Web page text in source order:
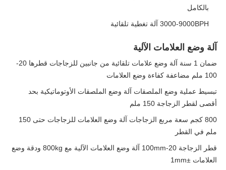
بالكامل
3000-9000BPH آلة تغطية تلقائية
آلة وضع العلامات الآلية
ضمان 1 سنة آلة وضع علامات تلقائية من جانبين للزجاجات قطرها 20-
100 ملم مضاعفة كفاءة وضع العلامات
تبسيط عملية وضع الملصقات آلة وضع الملصقات الأوتوماتيكية بحد
أقصى لقطر الزجاجة 150 ملم
800 كجم سعة مربع الزجاجات آلة وضع العلامات للزجاجات حتى 150
ملم في القطر
قطر الزجاجة 20-100mm آلة وضع العلامات الآلية مع 800kg ودقة وضع
العلامات ±1mm